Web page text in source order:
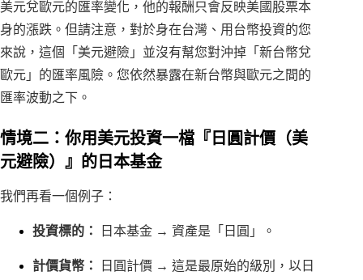
美元兌歐元的匯率變化，他的報酬只會反映美國股票本
身的漲跌。但請注意，對於身在台灣、用台幣投資的您
來說，這個「美元避險」並沒有幫您對沖掉「新台幣兌
歐元」的匯率風險。您依然暴露在新台幣與歐元之間的
匯率波動之下。
情境二：你用美元投資一檔『日圓計價（美
元避險）』的日本基金
我們再看一個例子：
投資標的： 日本基金 → 資產是「日圓」。
計價貨幣：
日圓計價 → 這是最原始的級別，以日